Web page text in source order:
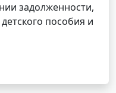
задолженности,
пособия и